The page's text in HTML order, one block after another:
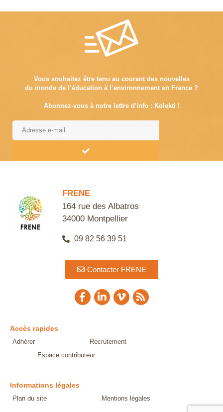
Vous souhaitez être tenu au courant des nouvelles
du monde de l’éducation à l’environnement en France ?
Abonnez-vous à notre lettre d'info : Kolekti !
FRENE
164 rue des Albatros
34000 Montpellier
09 82 56 39 51
Contacter FRENE
Accès rapides
Adhérer
Recrutement
Espace contributeur
Informations légales
Plan du site Mentions légales